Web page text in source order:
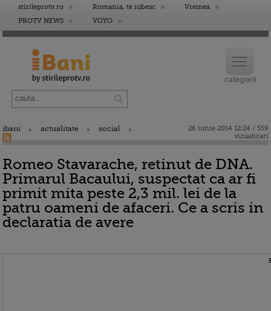
stirileprotv.ro Romania, te iubesc
Vremea
PROTV NEWS
VOYO
ibani actualitate social
26 iunie 2014 12:24 / 559
vizualizari
Romeo Stavarache, retinut de DNA.
Primarul Bacaului, suspectat ca ar fi
primit mita peste 2,3 mil. lei de la
patru oameni de afaceri. Ce a scris in
declaratia de avere